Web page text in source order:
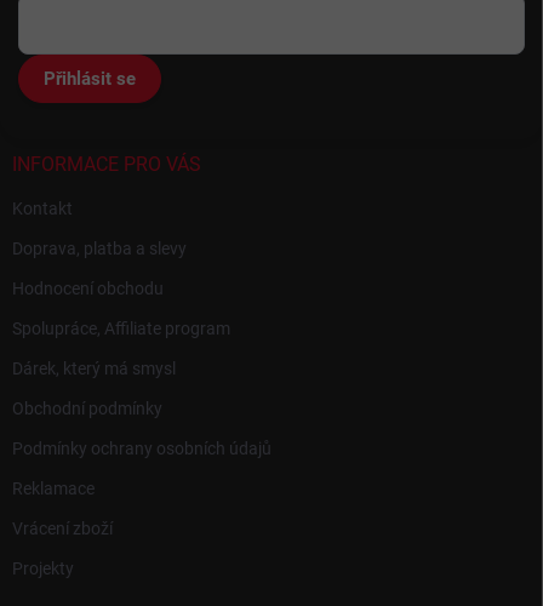
Přihlásit se
INFORMACE PRO VÁS
Kontakt
Doprava, platba a slevy
Hodnocení obchodu
Spolupráce, Affiliate program
Dárek, který má smysl
Obchodní podmínky
Podmínky ochrany osobních údajů
Reklamace
Vrácení zboží
Projekty